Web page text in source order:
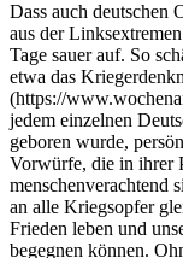
Dass auch deutschen
aus der
Tage sauer auf. So
etwa das
(https://
jedem einzelnen
geboren wurde,
Vorwürfe, die in ihrer
menschenverachtend
an alle Kriegsopfer
Frieden leben und
begegnen können.